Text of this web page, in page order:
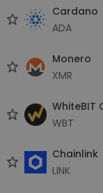
Cardano
ADA
Monero
XMR
WhiteBIT
WBT
Chainlink
LINK